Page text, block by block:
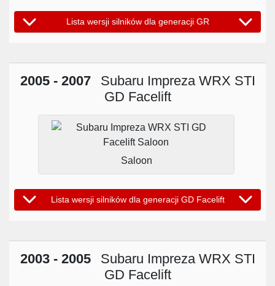
Lista wersji silników dla generacji GR
2005 - 2007
Subaru Impreza WRX STI
GD Facelift
Saloon
Lista wersji silników dla generacji GD Facelift
2003 - 2005
Subaru Impreza WRX STI
GD Facelift